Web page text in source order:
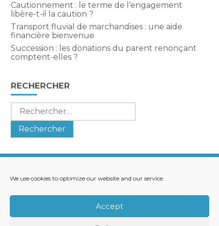
We use cookies to optimize our website and our service.
Accept
Cautionnement : le terme de l’engagement
libère-t-il la caution ?
Transport fluvial de marchandises : une aide
financière bienvenue
Succession : les donations du parent renonçant
comptent-elles ?
RECHERCHER
Rechercher :
Principale
NOS SOLUTIONS
RECRUTEMENT
CONTACT